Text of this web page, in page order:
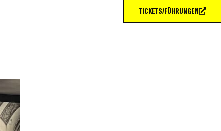
TICKETS/FÜHRUNGEN